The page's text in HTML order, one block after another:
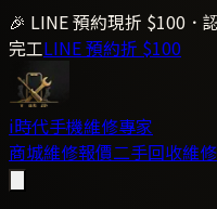
🎉 LINE 預約現折 $100．
完工LINE 預約折 $100
i時代手機維修專家
商城維修報價二手回收維